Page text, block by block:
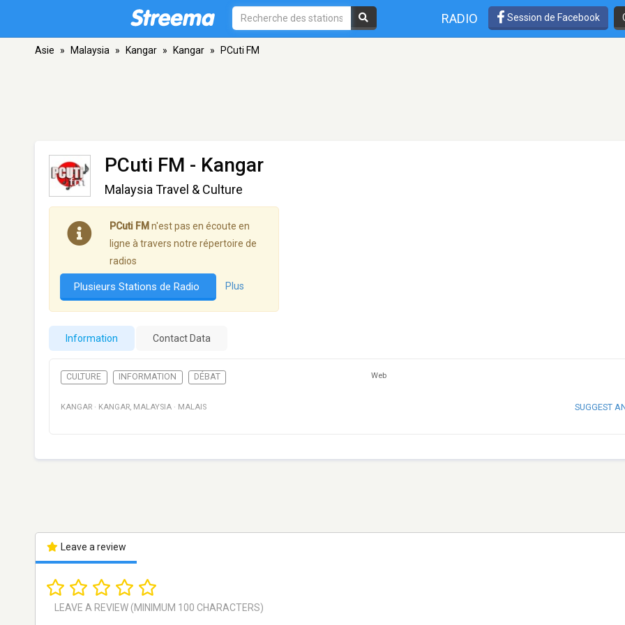
RADIO Session de Facebook
Asie » Malaysia » Kangar » Kangar » PCuti FM
PCuti FM - Kangar
Malaysia Travel & Culture
PCuti FM n'est pas en écoute en
ligne à travers notre répertoire de
radios
Plusieurs Stations de Radio Plus
Information Contact Data
CULTURE INFORMATION DÉBAT Web
KANGAR · KANGAR, MALAYSIA · MALAIS SUGGEST
Leave a review